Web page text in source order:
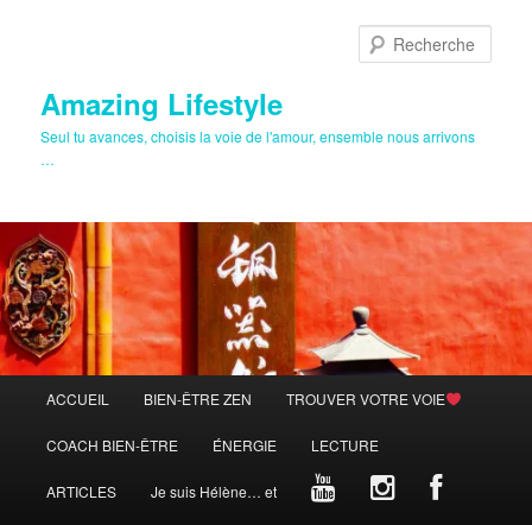
Amazing Lifestyle
Seul tu avances, choisis la voie de l'amour, ensemble nous arrivons
…
principal
ACCUEIL BIEN-ÊTRE ZEN TROUVER VOTRE VOIE
COACH BIEN-ÊTRE ÉNERGIE LECTURE
ARTICLES Je suis Hélène… et